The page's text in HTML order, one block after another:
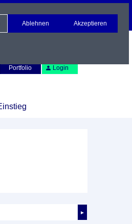
Portfolio Login
►
Ablehnen Akzeptieren